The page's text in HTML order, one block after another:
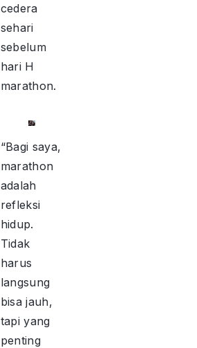
cedera
sehari
sebelum
hari H
marathon.
“Bagi saya,
marathon
adalah
refleksi
hidup.
Tidak
harus
langsung
bisa jauh,
tapi yang
penting